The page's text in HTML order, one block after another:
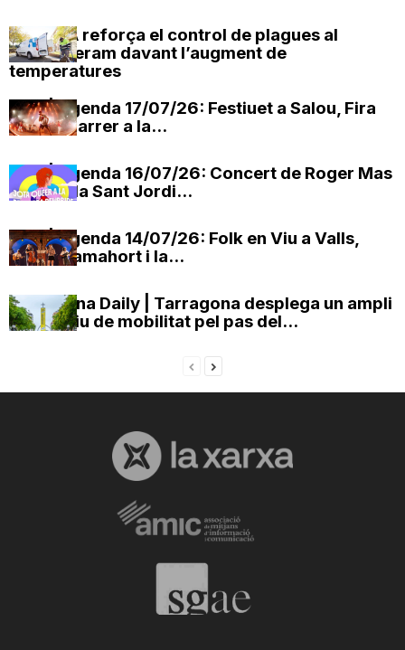
EMATSA reforça el control de plagues al
clavegueram davant l’augment de
temperatures
OxV | Agenda 17/07/26: Festiuet a Salou, Fira
Circ al Carrer a la...
OxV | Agenda 16/07/26: Concert de Roger Mas
i La Cobla Sant Jordi...
OxV | Agenda 14/07/26: Folk en Viu a Valls,
Maria Camahort i la...
Tarragona Daily | Tarragona desplega un ampli
dispositiu de mobilitat pel pas del...